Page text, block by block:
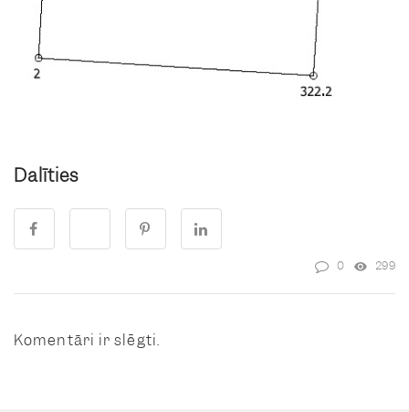
Dalīties
0 299
Komentāri ir slēgti.